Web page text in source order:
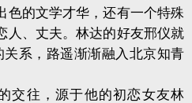
色的文学才华，还有一个特殊
人、丈夫。林达的好友邢仪就
系，路遥渐渐融入北京知青
交往，源于他的初恋女友林